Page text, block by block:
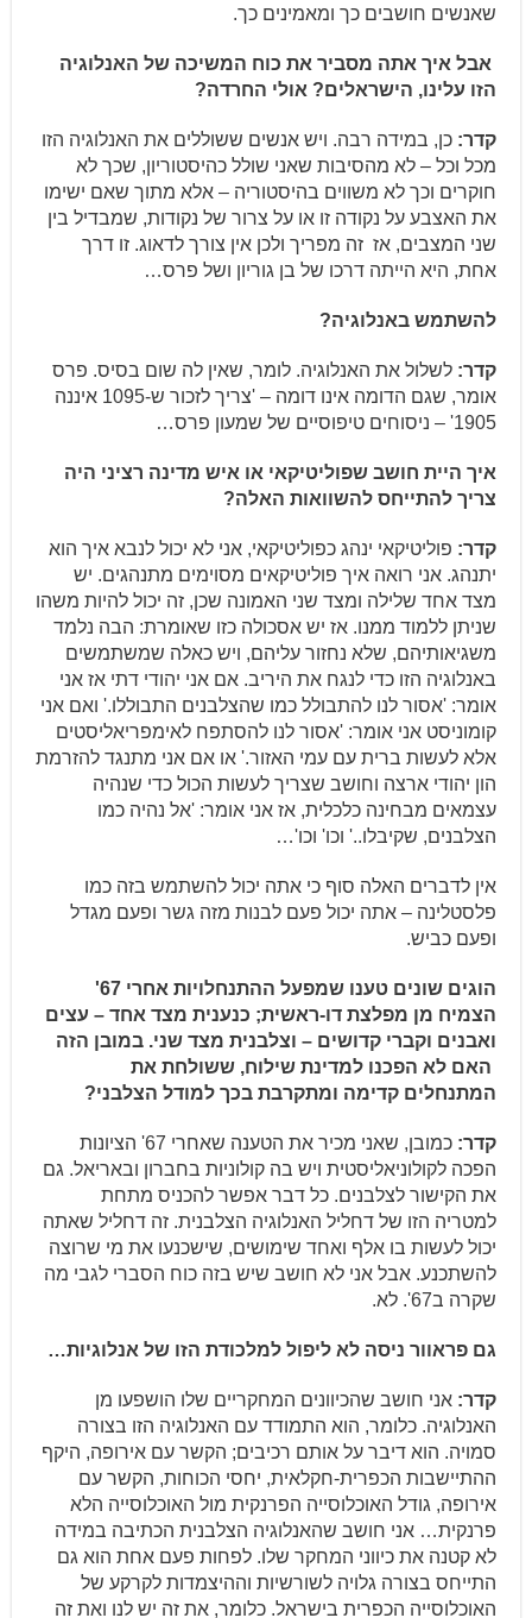
שאנשים חושבים כך ומאמינים כך.
אבל איך אתה מסביר את כוח המשיכה של האנלוגיה
הזו עלינו, הישראלים? אולי החרדה?
קדר: כן, במידה רבה. ויש אנשים ששוללים את האנלוגיה הזו
מכל וכל – לא מהסיבות שאני שולל כהיסטוריון, שכך לא
חוקרים וכך לא משווים בהיסטוריה – אלא מתוך שאם ישימו
את האצבע על נקודה זו או על צרור של נקודות, שמבדיל בין
שני המצבים, אז זה מפריך ולכן אין צורך לדאוג. זו דרך
אחת, היא הייתה דרכו של בן גוריון ושל פרס…
להשתמש באנלוגיה?
קדר: לשלול את האנלוגיה. לומר, שאין לה שום בסיס. פרס
אומר, שגם הדומה אינו דומה – 'צריך לזכור ש-1095 איננה
1905' – ניסוחים טיפוסיים של שמעון פרס…
איך היית חושב שפוליטיקאי או איש מדינה רציני היה
צריך להתייחס להשוואות האלה?
קדר: פוליטיקאי ינהג כפוליטיקאי, אני לא יכול לנבא איך הוא
יתנהג. אני רואה איך פוליטיקאים מסוימים מתנהגים. יש
מצד אחד שלילה ומצד שני האמונה שכן, זה יכול להיות משהו
שניתן ללמוד ממנו. אז יש אסכולה כזו שאומרת: הבה נלמד
משגיאותיהם, שלא נחזור עליהם, ויש כאלה שמשתמשים
באנלוגיה הזו כדי לנגח את היריב. אם אני יהודי דתי אז אני
אומר: 'אסור לנו להתבולל כמו שהצלבנים התבוללו.' ואם אני
קומוניסט אני אומר: 'אסור לנו להסתפח לאימפריאליסטים
אלא לעשות ברית עם עמי האזור.' או אם אני מתנגד להזרמת
הון יהודי ארצה וחושב שצריך לעשות הכול כדי שנהיה
עצמאים מבחינה כלכלית, אז אני אומר: 'אל נהיה כמו
הצלבנים, שקיבלו..' וכו' וכו'…
אין לדברים האלה סוף כי אתה יכול להשתמש בזה כמו
פלסטלינה – אתה יכול פעם לבנות מזה גשר ופעם מגדל
ופעם כביש.
הוגים שונים טענו שמפעל ההתנחלויות אחרי 67'
הצמיח מן מפלצת דו-ראשית; כנענית מצד אחד – עצים
ואבנים וקברי קדושים – וצלבנית מצד שני. במובן הזה
האם לא הפכנו למדינת שילוח, ששולחת את
המתנחלים קדימה ומתקרבת בכך למודל הצלבני?
קדר:
כמובן, שאני מכיר את הטענה שאחרי 67' הציונות
הפכה לקולוניאליסטית ויש בה קולוניות בחברון ובאריאל. גם
את הקישור לצלבנים. כל דבר אפשר להכניס מתחת
למטריה הזו של דחליל האנלוגיה הצלבנית. זה דחליל שאתה
יכול לעשות בו אלף ואחד שימושים, שישכנעו את מי שרוצה
להשתכנע. אבל אני לא חושב שיש בזה כוח הסברי לגבי מה
שקרה ב67'. לא.
גם פראוור ניסה לא ליפול למלכודת הזו של אנלוגיות…
קדר: אני חושב שהכיוונים המחקריים שלו הושפעו מן
האנלוגיה. כלומר, הוא התמודד עם האנלוגיה הזו בצורה
סמויה. הוא דיבר על אותם רכיבים; הקשר עם אירופה, היקף
ההתיישבות הכפרית-חקלאית, יחסי הכוחות, הקשר עם
אירופה, גודל האוכלוסייה הפרנקית מול האוכלוסייה הלא
פרנקית… אני חושב שהאנלוגיה הצלבנית הכתיבה במידה
לא קטנה את כיווני המחקר שלו. לפחות פעם אחת הוא גם
התייחס בצורה גלויה לשורשיות וההיצמדות לקרקע של
האוכלוסייה הכפרית בישראל. כלומר, את זה יש לנו ואת זה